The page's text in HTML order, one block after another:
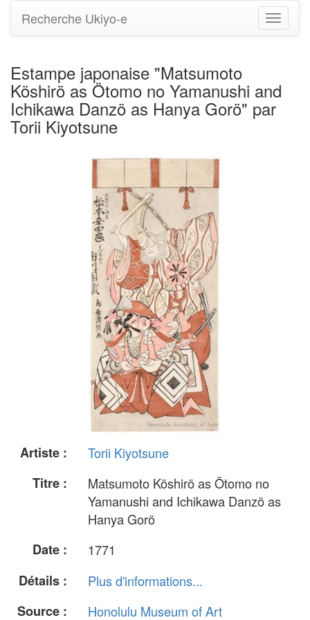
Basculer
la
Recherche Ukiyo-e
Estampe japonaise "Matsumoto
Köshirö as Ötomo no Yamanushi and
Ichikawa Danzö as Hanya Gorö" par
Torii Kiyotsune
Artiste :
Torii Kiyotsune
Titre :
Matsumoto Köshirö as Ötomo no
Yamanushi and Ichikawa Danzö as
Hanya Gorö
Date :
1771
Détails :
Plus d'informations...
Source :
Honolulu Museum of Art